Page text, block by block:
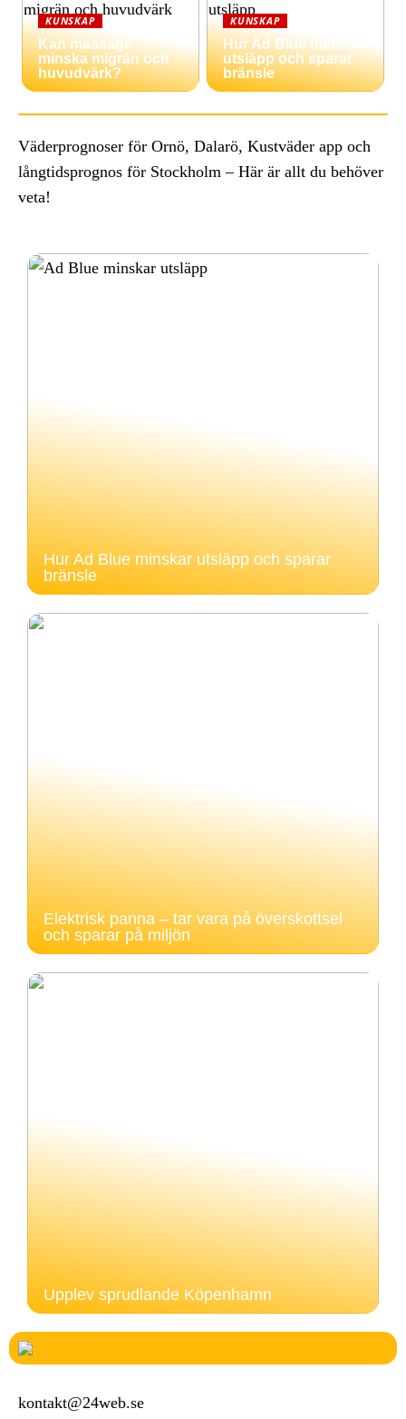
KUNSKAP
Kan massage
minska migrän och
huvudvärk?
KUNSKAP
Hur Ad Blue minskar
utsläpp och sparar
bränsle
Väderprognoser för Ornö, Dalarö, Kustväder app och
långtidsprognos för Stockholm – Här är allt du behöver
veta!
Hur Ad Blue minskar utsläpp och sparar
bränsle
Elektrisk panna – tar vara på överskottsel
och sparar på miljön
Upplev sprudlande Köpenhamn
kontakt@24web.se